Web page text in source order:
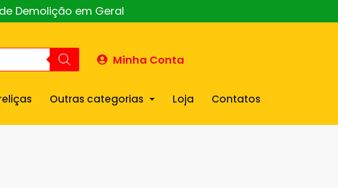
Demolição em Geral
Minha Conta
Outras categorias Loja Contatos